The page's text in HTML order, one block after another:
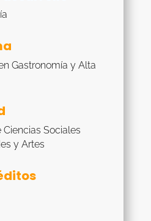
Gastronomía y Alta
Sociales
y Artes